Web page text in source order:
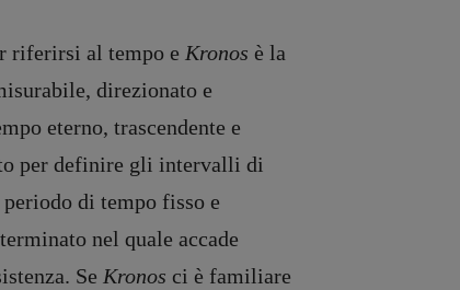
riferirsi al tempo e Kronos è la
direzionato e
eterno, trascendente e
per definire gli intervalli di
di tempo fisso e
nel quale accade
Se Kronos ci è familiare